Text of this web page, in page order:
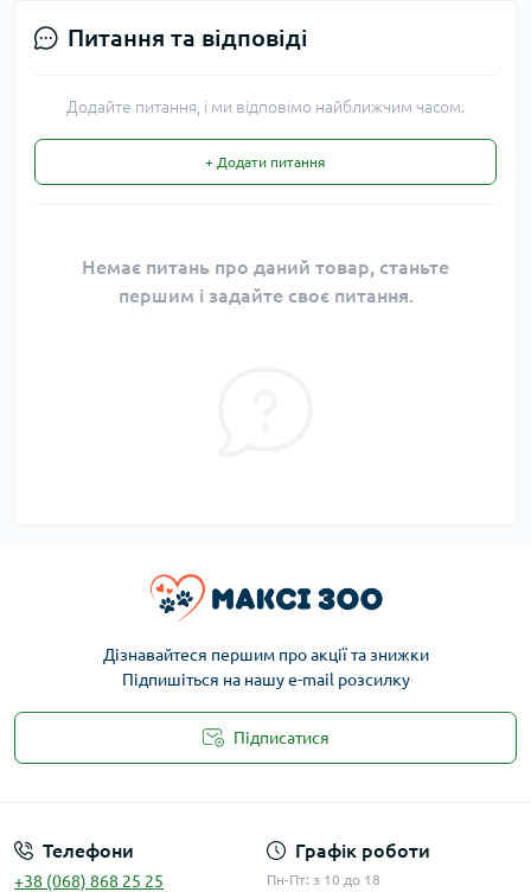
Питання та відповіді
Додайте питання, і ми відповімо найближчим часом.
+ Додати питання
Немає питань про даний товар, станьте
першим і задайте своє питання.
Дізнавайтеся першим про акції та знижки
Підпишіться на нашу e-mail розсилку
Підписатися
Телефони
+38 (068) 868 25 25
Графік роботи
Пн-Пт: з 10 до 18